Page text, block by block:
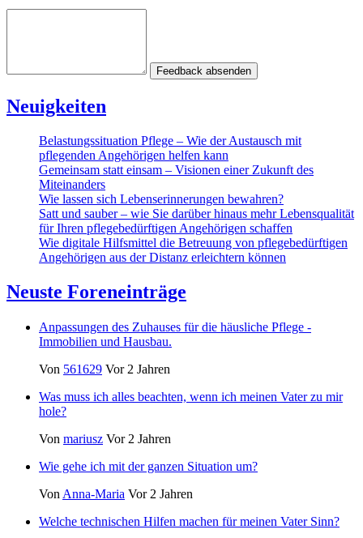
Feedback absenden
Neuigkeiten
Belastungssituation Pflege – Wie der Austausch mit
pflegenden Angehörigen helfen kann
Gemeinsam statt einsam – Visionen einer Zukunft des
Miteinanders
Wie lassen sich Lebenserinnerungen bewahren?
Satt und sauber – wie Sie darüber hinaus mehr Lebensqualität
für Ihren pflegebedürftigen Angehörigen schaffen
Wie digitale Hilfsmittel die Betreuung von pflegebedürftigen
Angehörigen aus der Distanz erleichtern können
Neuste Foreneinträge
Anpassungen des Zuhauses für die häusliche Pflege -
Immobilien und Hausbau.
Von 561629 Vor 2 Jahren
Was muss ich alles beachten, wenn ich meinen Vater zu mir
hole?
Von mariusz Vor 2 Jahren
Wie gehe ich mit der ganzen Situation um?
Von Anna-Maria Vor 2 Jahren
Welche technischen Hilfen machen für meinen Vater Sinn?